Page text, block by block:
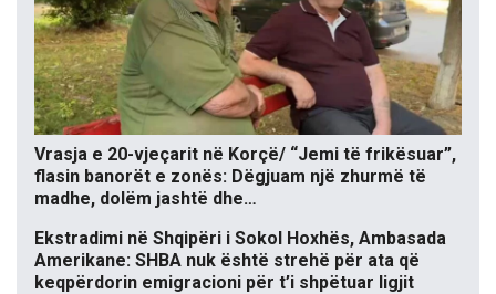
Vrasja e 20-vjeçarit në Korçë/ “Jemi të frikësuar”,
flasin banorët e zonës: Dëgjuam një zhurmë të
madhe, dolëm jashtë dhe…
Ekstradimi në Shqipëri i Sokol Hoxhës, Ambasada
Amerikane: SHBA nuk është strehë për ata që
keqpërdorin emigracioni për t’i shpëtuar ligjit